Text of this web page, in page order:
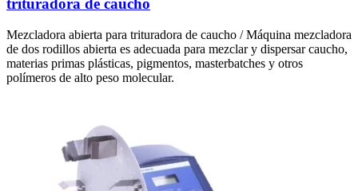
trituradora de caucho
Mezcladora abierta para trituradora de caucho / Máquina mezcladora
de dos rodillos abierta es adecuada para mezclar y dispersar caucho,
materias primas plásticas, pigmentos, masterbatches y otros
polímeros de alto peso molecular.